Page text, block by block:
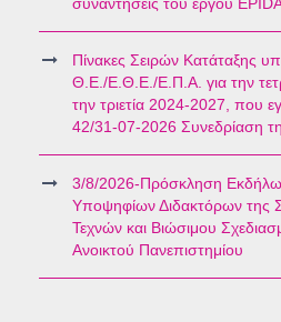
συναντήσεις του έργου
Πίνακες Σειρών Κατάταξης
Θ.Ε./Ε.Θ.Ε./Ε.Π.Α. για την
την τριετία 2024-2027, που
42/31-07-2026 Συνεδρίαση
3/8/2026-Πρόσκληση
Υποψηφίων Διδακτόρων της
Τεχνών και Βιώσιμου
Ανοικτού Πανεπιστημίου